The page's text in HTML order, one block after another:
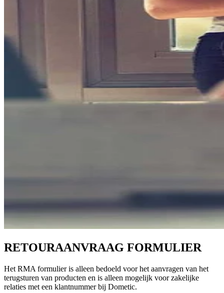
RETOURAANVRAAG FORMULIER
Het RMA formulier is alleen bedoeld voor het aanvragen van het
terugsturen van producten en is alleen mogelijk voor zakelijke
relaties met een klantnummer bij Dometic.